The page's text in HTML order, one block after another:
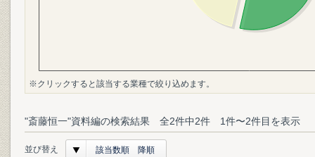
※クリックすると該当する業種で絞り込めます。
"斎藤恒一"資料編の検索結果 全2件中2件 1件〜2件目を表示
並び替え 該当数順 降順